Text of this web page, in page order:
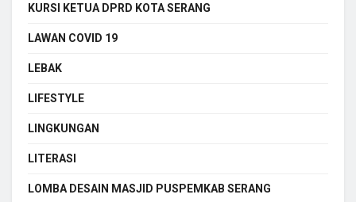
KURSI KETUA DPRD KOTA SERANG
LAWAN COVID 19
LEBAK
LIFESTYLE
LINGKUNGAN
LITERASI
LOMBA DESAIN MASJID PUSPEMKAB SERANG